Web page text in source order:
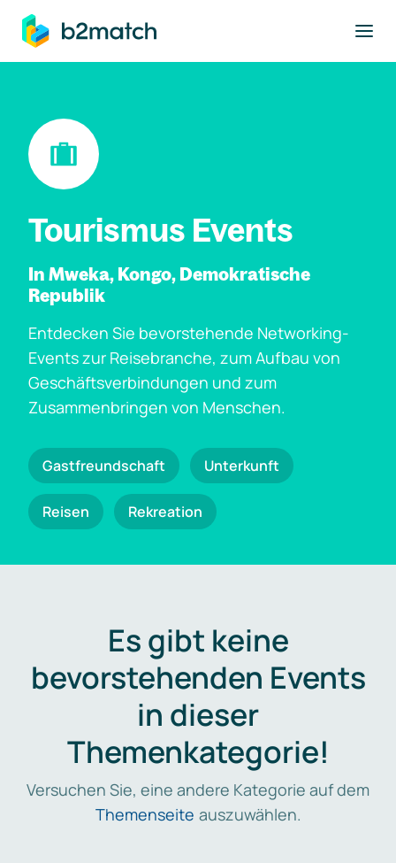
springen
Tourismus Events
In Mweka, Kongo, Demokratische
Republik
Entdecken Sie bevorstehende Networking-
Events zur Reisebranche, zum Aufbau von
Geschäftsverbindungen und zum
Zusammenbringen von Menschen.
Gastfreundschaft Unterkunft
Reisen Rekreation
Es gibt keine
bevorstehenden Events
in dieser
Themenkategorie!
Versuchen Sie, eine andere Kategorie auf dem
Themenseite auszuwählen.